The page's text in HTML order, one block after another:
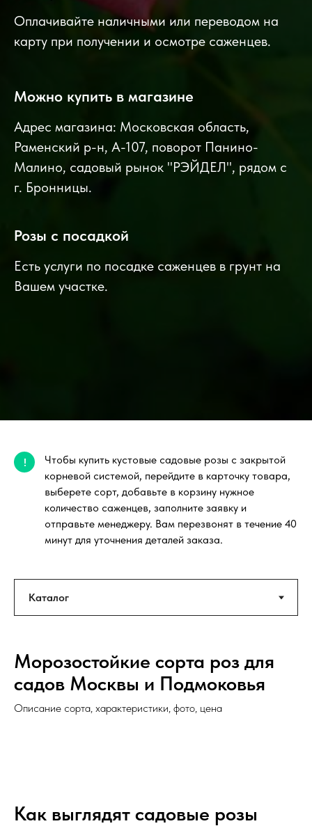
Оплачивайте наличными или переводом на
карту при получении и осмотре саженцев.
Можно купить в магазине
Адрес магазина: Московская область,
Раменский р-н, А-107, поворот Панино-
Малино, садовый рынок "РЭЙДЕЛ", рядом с
г. Бронницы.
Розы с посадкой
Есть услуги по посадке саженцев в грунт на
Вашем участке.
!
Чтобы купить кустовые садовые розы с закрытой
корневой системой, перейдите в карточку товара,
выберете сорт, добавьте в корзину нужное
количество саженцев, заполните заявку и
отправьте менеджеру. Вам перезвонят в течение 40
минут для уточнения деталей заказа.
Морозостойкие сорта роз для
садов Москвы и Подмоковья
Описание сорта, характеристики, фото, цена
Как выглядят садовые розы